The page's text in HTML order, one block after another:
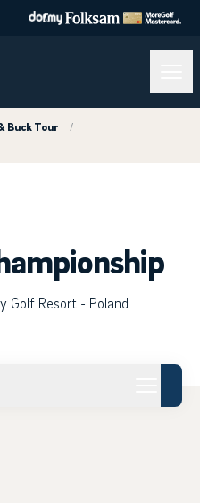
Buck Tour
/
Golf Resort - Poland